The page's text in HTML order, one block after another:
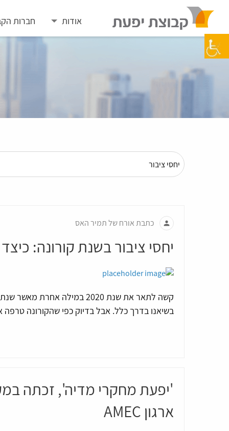
content
אודות חברות
person כתבת אורח של תמיר האס
יחסי ציבור בשנת קורונה:
קשה לתאר את שנת 2020 במילה
בשיאנו בדרך כלל. אבל בדיוק כפי שהקורונה
'יפעת מחקרי מדיה', זכתה
ארגון AMEC